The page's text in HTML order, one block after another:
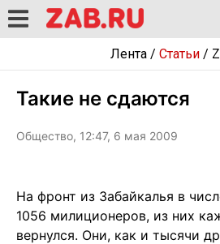
Лента/ Статьи/
Такие не сдаются
Общество, 12:47, 6 мая 2009
На фронт из Забайкалья в
1056 милиционеров, из них
вернулся. Они, как и тысячи